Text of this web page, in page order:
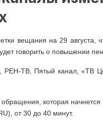
вещания на 29 августа,
говорить о повышении
ТВ, Пятый канал, «ТВ
которая
от 30 до 40 минут.